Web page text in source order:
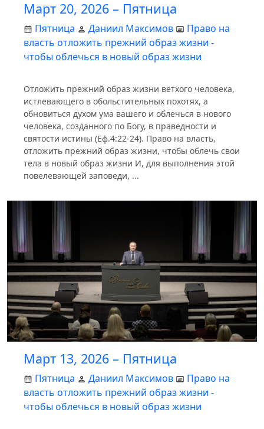
Март 20, 2026 – Пятница
Пятница Даниил Максимов
Право на
власть отложить прежний образ жизни -
чтобы облечься в новый образ жизни
Отложить прежний образ жизни ветхого человека,
истлевающего в обольстительных похотях, а
обновиться духом ума вашего и облечься в нового
человека, созданного по Богу, в праведности и
святости истины (Еф.4:22-24). Право на власть,
отложить прежний образ жизни, чтобы облечь свои
тела в новый образ жизни И, для выполнения этой
повелевающей заповеди, ...
Март 13, 2026 – Пятница
Пятница Даниил Максимов
Право на
власть отложить прежний образ жизни -
чтобы облечься в новый образ жизни